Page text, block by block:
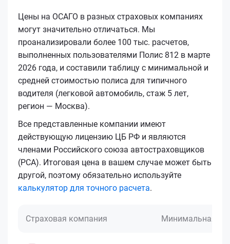
Цены на ОСАГО в разных страховых компаниях
могут значительно отличаться. Мы
проанализировали более 100 тыс. расчетов,
выполненных пользователями Полис 812 в марте
2026 года, и составили таблицу с минимальной и
средней стоимостью полиса для типичного
водителя (легковой автомобиль, стаж 5 лет,
регион — Москва).
Все представленные компании имеют
действующую лицензию ЦБ РФ и являются
членами Российского союза автостраховщиков
(РСА). Итоговая цена в вашем случае может быть
другой, поэтому обязательно используйте
калькулятор для точного расчета.
Страховая компания Минимальная